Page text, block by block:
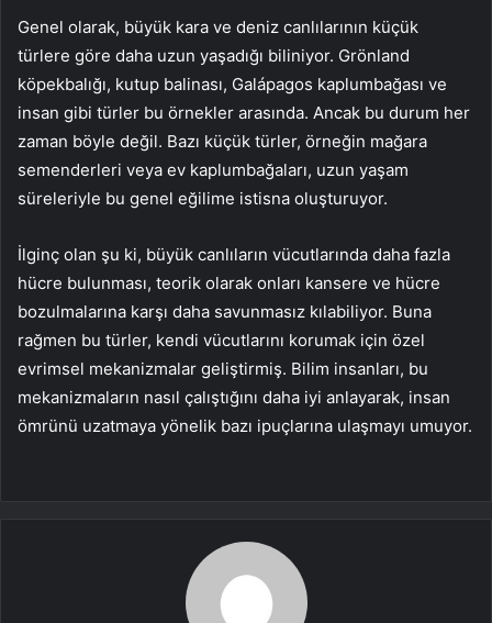
Genel olarak, büyük kara ve deniz canlılarının küçük
türlere göre daha uzun yaşadığı biliniyor. Grönland
köpekbalığı, kutup balinası, Galápagos kaplumbağası ve
insan gibi türler bu örnekler arasında. Ancak bu durum her
zaman böyle değil. Bazı küçük türler, örneğin mağara
semenderleri veya ev kaplumbağaları, uzun yaşam
süreleriyle bu genel eğilime istisna oluşturuyor.
İlginç olan şu ki, büyük canlıların vücutlarında daha fazla
hücre bulunması, teorik olarak onları kansere ve hücre
bozulmalarına karşı daha savunmasız kılabiliyor. Buna
rağmen bu türler, kendi vücutlarını korumak için özel
evrimsel mekanizmalar geliştirmiş. Bilim insanları, bu
mekanizmaların nasıl çalıştığını daha iyi anlayarak, insan
ömrünü uzatmaya yönelik bazı ipuçlarına ulaşmayı umuyor.